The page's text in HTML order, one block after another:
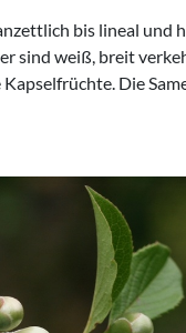
bis lineal und
sind weiß, breit
Die